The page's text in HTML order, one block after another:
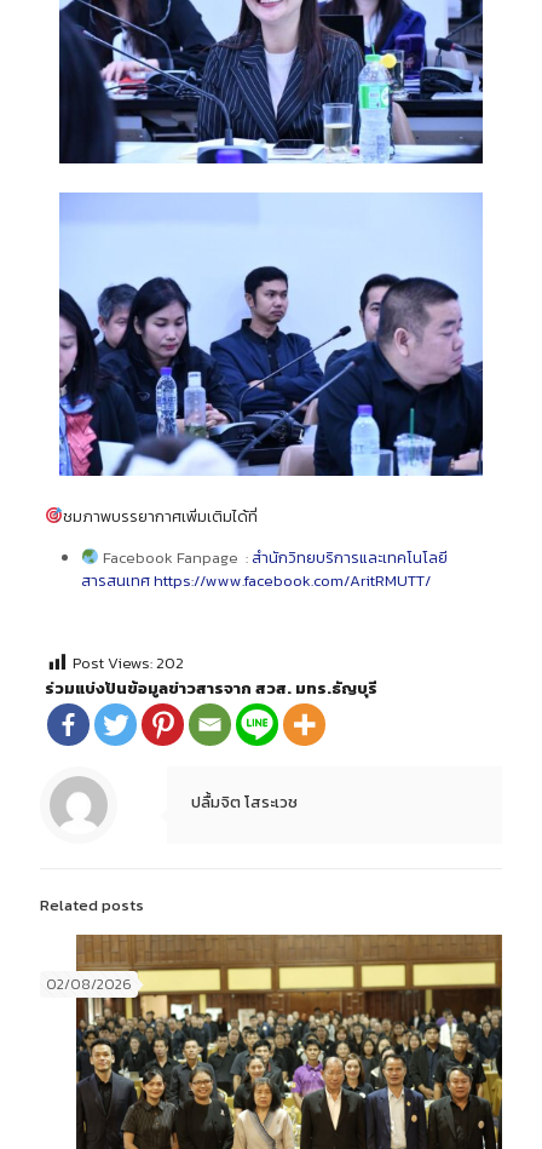
ชมภาพบรรยากาศเพิ่มเติมได้ที่
Facebook Fanpage : สำนักวิทยบริการและเทคโนโลยี
สารสนเทศ https://www.facebook.com/AritRMUTT/
Post Views:202
ร่วมแบ่งปันข้อมูลข่าวสารจาก สวส. มทร.ธัญบุรี
ปลื้มจิต โสระเวช
Related posts
02/08/2026